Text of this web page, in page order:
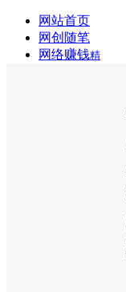
网站首页
网创随笔
网络赚钱精